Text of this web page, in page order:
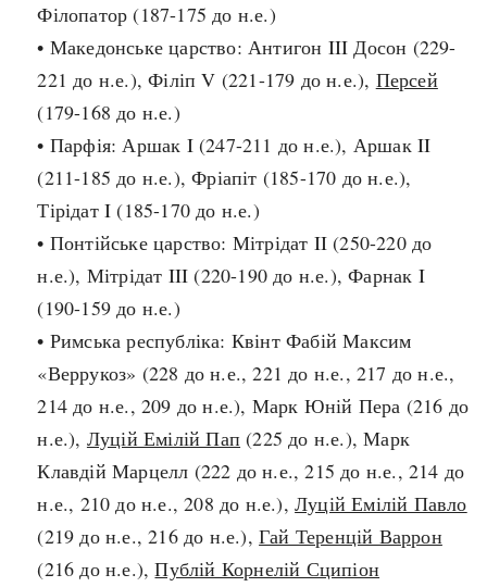
Архітектура і будівництво
Культура і мистецтво
Наука, освіта і техніка
Подорожі і відкриття
Розваги і дозвілля
Чудеса світу
Українська революція
Україна радянська
Регіони
Австралія
Азія
Античні часи
Темні віки
Пізнє Середньовіччя
Нова історія
Новітня історія
Наш час
Індекси
Нові статті
Популярні статті
Філопатор (187-175 до н.е.)
• Македонське царство: Антигон III Досон (229-
221 до н.е.), Філіп V (221-179 до н.е.), Персей
(179-168 до н.е.)
• Парфія: Аршак I (247-211 до н.е.), Аршак II
(211-185 до н.е.), Фріапіт (185-170 до н.е.),
Тірідат I (185-170 до н.е.)
• Понтійське царство: Мітрідат II (250-220 до
н.е.), Мітрідат III (220-190 до н.е.), Фарнак I
(190-159 до н.е.)
• Римська республіка: Квінт Фабій Максим
«Веррукоз» (228 до н.е., 221 до н.е., 217 до н.е.,
214 до н.е., 209 до н.е.), Марк Юній Пера (216 до
н.е.), Луцій Емілій Пап (225 до н.е.), Марк
Клавдій Марцелл (222 до н.е., 215 до н.е., 214 до
н.е., 210 до н.е., 208 до н.е.),Луцій Емілій Павло
(219 до н.е., 216 до н.е.),Гай Теренцій Варрон
(216 до н.е.),Публій Корнелій Сципіон